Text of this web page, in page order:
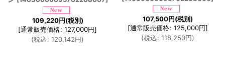
109,220円(税別)
[通常販売価格: 127,000円]
(税込: 120,142円)
107,500円(税別)
[通常販売価格: 125,000円]
(税込: 118,250円)